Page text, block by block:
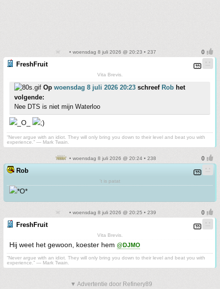
• woensdag 8 juli 2026 @ 20:23 • 237
FreshFruit
Vita Brevis.
Op woensdag 8 juli 2026 20:23 schreef Rob het
volgende:
Nee DTS is niet mijn Waterloo
“Never argue with an idiot. They will only bring you down to their level and beat you with
experience.” ― Mark Twain.
• woensdag 8 juli 2026 @ 20:24 • 238
Rob
't is patat
• woensdag 8 juli 2026 @ 20:25 • 239
FreshFruit
Vita Brevis.
Hij weet het gewoon, koester hem @DJMO
“Never argue with an idiot. They will only bring you down to their level and beat you with
experience.” ― Mark Twain.
▼ Advertentie door Refinery89